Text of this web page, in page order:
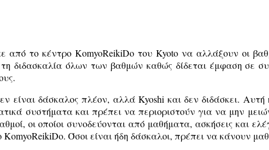
από το κέντρο KomyoReikiDo του Kyoto να αλλάξουν οι
διδασκαλία όλων των βαθμών καθώς δίδεται έμφαση σε
είναι δάσκαλος πλέον, αλλάKyoshi και δεν διδάσκει.
συστήματα και πρέπει να περιοριστούν για να μην
οι οποίοι συνοδεύονται από μαθήματα, ασκήσεις και
KomyoReikiDo. Όσοι είναι ήδη δάσκαλοι, πρέπει να κάνουν